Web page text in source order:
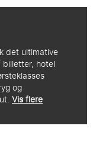
det ultimative
hotel
og
Vis flere